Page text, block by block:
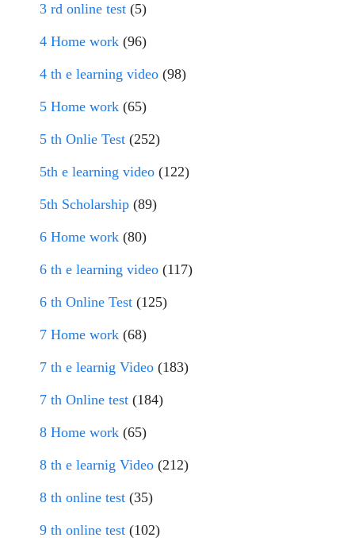
3 rd online test (5)
4 Home work (96)
4 th e learning video (98)
5 Home work (65)
5 th Onlie Test (252)
5th e learning video (122)
5th Scholarship (89)
6 Home work (80)
6 th e learning video (117)
6 th Online Test (125)
7 Home work (68)
7 th e learnig Video (183)
7 th Online test (184)
8 Home work (65)
8 th e learnig Video (212)
8 th online test (35)
9 th online test (102)